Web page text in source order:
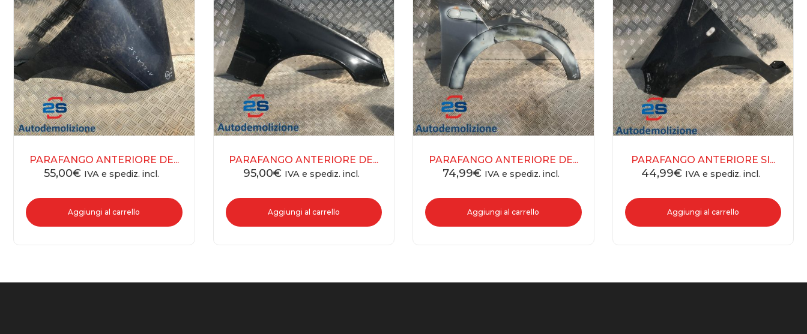
PARAFANGO ANTERIORE DE...
55,00€ IVA e spediz. incl.
Aggiungi al carrello
PARAFANGO ANTERIORE DE...
95,00€ IVA e spediz. incl.
Aggiungi al carrello
PARAFANGO ANTERIORE DE...
74,99€ IVA e spediz. incl.
Aggiungi al carrello
PARAFANGO ANTERIORE SI...
44,99€ IVA e spediz. incl.
Aggiungi al carrello